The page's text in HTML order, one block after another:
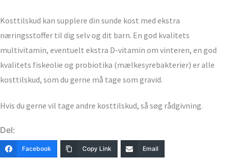
Kosttilskud kan supplere din sunde kost med ekstra
næringsstoffer til dig selv og dit barn. En god kvalitets
multivitamin, eventuelt ekstra D-vitamin om vinteren, en god
kvalitets fiskeolie og probiotika (mælkesyrebakterier) er alle
kosttilskud, som du gerne må tage som gravid.
Hvis du gerne vil tage andre kosttilskud, så søg rådgivning.
Del:
Facebook Copy Link Email